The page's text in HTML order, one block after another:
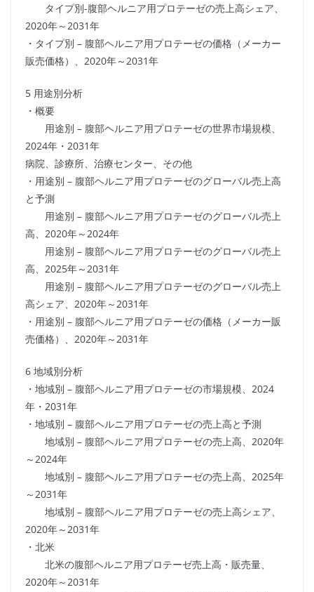
タイプ別-腹部ヘルニア用プロテーゼの売上高シェア、
2020年～2031年
・タイプ別 – 腹部ヘルニア用プロテーゼの価格（メーカー
販売価格）、2020年～2031年
5 用途別分析
・概要
用途別 – 腹部ヘルニア用プロテーゼの世界市場規模、
2024年・2031年
病院、診療所、治療センター、その他
・用途別 – 腹部ヘルニア用プロテーゼのグローバル売上高
と予測
用途別 – 腹部ヘルニア用プロテーゼのグローバル売上
高、2020年～2024年
用途別 – 腹部ヘルニア用プロテーゼのグローバル売上
高、2025年～2031年
用途別 – 腹部ヘルニア用プロテーゼのグローバル売上
高シェア、2020年～2031年
・用途別 – 腹部ヘルニア用プロテーゼの価格（メーカー販
売価格）、2020年～2031年
6 地域別分析
・地域別 – 腹部ヘルニア用プロテーゼの市場規模、2024
年・2031年
・地域別 – 腹部ヘルニア用プロテーゼの売上高と予測
地域別 – 腹部ヘルニア用プロテーゼの売上高、2020年
～2024年
地域別 – 腹部ヘルニア用プロテーゼの売上高、2025年
～2031年
地域別 – 腹部ヘルニア用プロテーゼの売上高シェア、
2020年～2031年
・北米
北米の腹部ヘルニア用プロテーゼ売上高・販売量、
2020年～2031年